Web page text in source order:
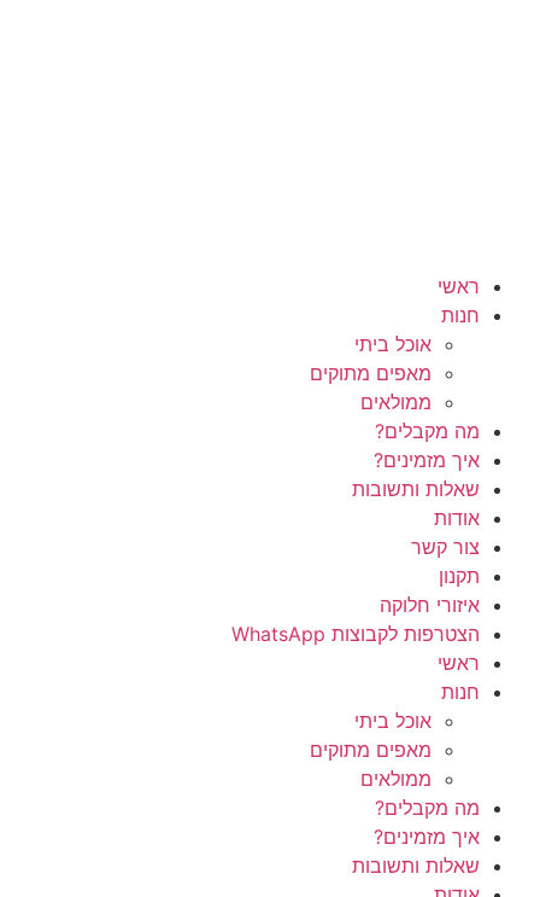
ראשי
חנות
אוכל ביתי
מאפים מתוקים
ממולאים
מה מקבלים?
איך מזמינים?
שאלות ותשובות
אודות
צור קשר
תקנון
איזורי חלוקה
הצטרפות לקבוצות WhatsApp
ראשי
חנות
אוכל ביתי
מאפים מתוקים
ממולאים
מה מקבלים?
איך מזמינים?
שאלות ותשובות